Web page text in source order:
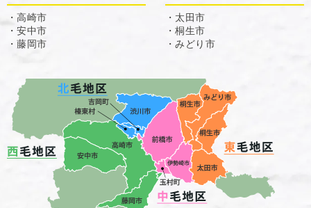
・高崎市
・安中市
・藤岡市
・太田市
・桐生市
・みどり市